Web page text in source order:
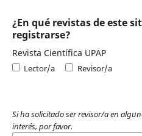
¿En qué revistas de este
registrarse?
Revista Científica UPAP
Lector/a Revisor/a
Si ha solicitado ser revisor/a en
interés, por favor.